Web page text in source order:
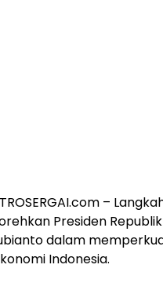
–
Presiden
dalam
Indonesia.